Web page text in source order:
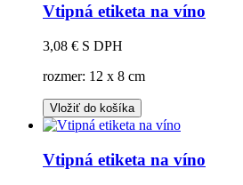
Vtipná etiketa na víno
3,08 € S DPH
rozmer: 12 x 8 cm
Vložiť do košíka
Vtipná etiketa na víno